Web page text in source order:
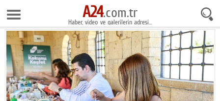
10 Ağustos 2026 20:25:05
Anasayfa
Foto Galeri
Gazeteler
Video Galeri
A24.com.tr
Haber, video ve galerilerin adresi...